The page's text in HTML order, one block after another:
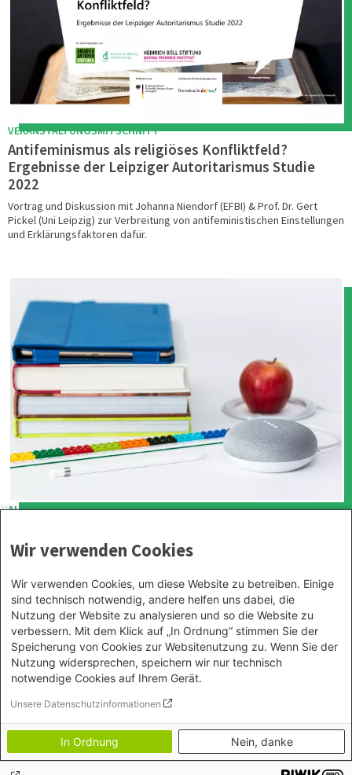
VERANSTALTUNGSMITSCHNITT
Antifeminismus als religiöses Konfliktfeld?
Ergebnisse der Leipziger Autoritarismus Studie
2022
Vortrag und Diskussion mit Johanna Niendorf (EFBI) & Prof. Dr. Gert
Pickel (Uni Leipzig) zur Verbreitung von antifeministischen Einstellungen
und Erklärungsfaktoren dafür.
AUFRUF
date & Aufruf zur Mitgestaltung
Antifeminismus am 29./30. September 2023 in Nürnberg mitzugestalten.
Alle Beiträge aus diesem Teilprojekt
Footer menu
Datenschutz
Bildnachweise
Wir verwenden Cookies
Wir verwenden Cookies, um diese Website zu betreiben. Einige
sind technisch notwendig, andere helfen uns dabei, die
Nutzung der Website zu analysieren und so die Website zu
verbessern. Mit dem Klick auf „In Ordnung“ stimmen Sie der
Speicherung von Cookies zur Websitenutzung zu. Wenn Sie der
Nutzung widersprechen, speichern wir nur technisch
notwendige Cookies auf Ihrem Gerät.
Unsere Datenschutzinformationen
In Ordnung Nein, danke